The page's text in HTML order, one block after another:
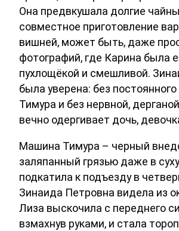
Она предвкушала долгие
совместное приготовление
вишней, может быть, даже
фотографий, где Карина была
пухлощёкой и смешливой.
была уверена: без
Тимура и без нервной,
вечно одергивает дочь,
Машина Тимура – черный
заляпанный грязью даже в
подкатила к подъезду в
Зинаида Петровна видела из
Лиза выскочила с переднего
взмахнув руками, и стала